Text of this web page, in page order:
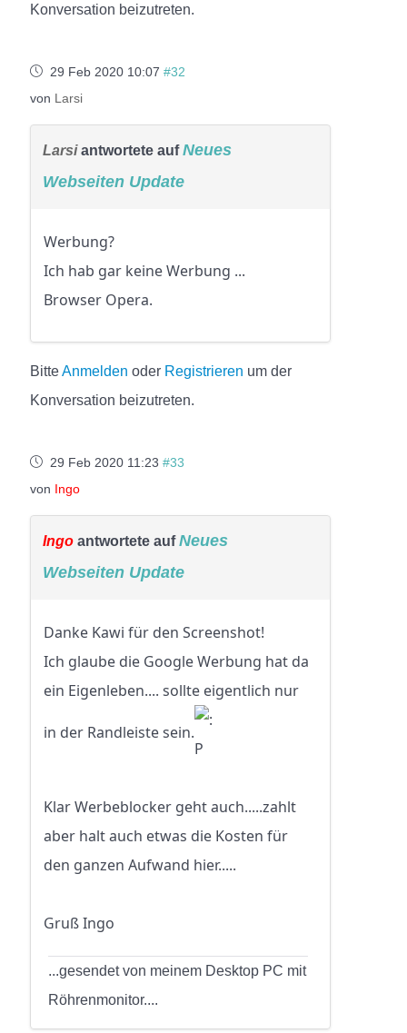
Konversation beizutreten.
29 Feb 2020 10:07 #32
von
Larsi
Larsiantwortete aufNeues
Webseiten Update
Werbung?
Ich hab gar keine Werbung ...
Browser Opera.
BitteAnmelden oder Registrieren um der
Konversation beizutreten.
29 Feb 2020 11:23 #33
von
Ingo
Ingo antwortete aufNeues
Webseiten Update
Danke Kawi für den Screenshot!
Ich glaube die Google Werbung hat da
ein Eigenleben.... sollte eigentlich nur
in der Randleiste sein.
Klar Werbeblocker geht auch.....zahlt
aber halt auch etwas die Kosten für
den ganzen Aufwand hier.....
Gruß Ingo
...gesendet von meinem Desktop PC mit
Röhrenmonitor....